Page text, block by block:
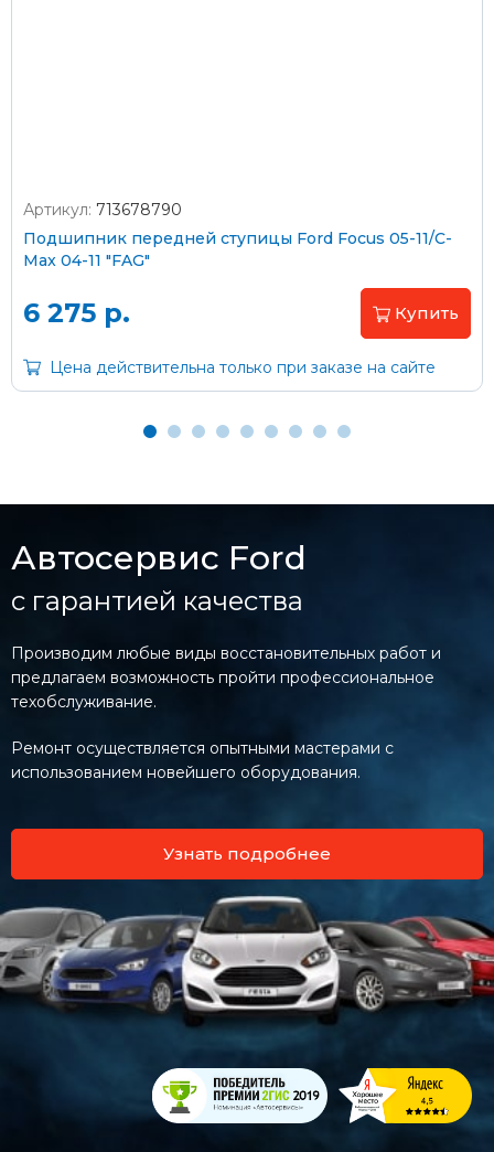
Артикул: 713678790
Подшипник передней ступицы Ford Focus 05-11/C-
Max 04-11 "FAG"
Цена действительна только при заказе на сайте
6 275 р. Купить
Автосервис Ford
с гарантией качества
Производим любые виды восстановительных работ и
предлагаем возможность пройти профессиональное
техобслуживание.
Ремонт осуществляется опытными мастерами с
использованием новейшего оборудования.
Узнать подробнее